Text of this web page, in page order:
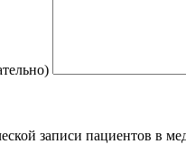
записи пациентов в